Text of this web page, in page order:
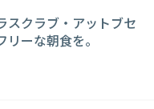
スクラブ・アットブセ
ーな朝食を。